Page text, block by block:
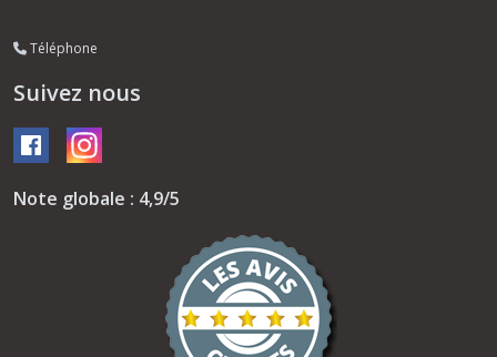
Téléphone
Suivez nous
Note globale : 4,9/5